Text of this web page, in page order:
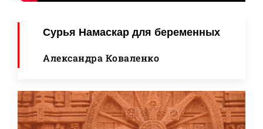
Сурья Намаскар для беременных
Александра Коваленко